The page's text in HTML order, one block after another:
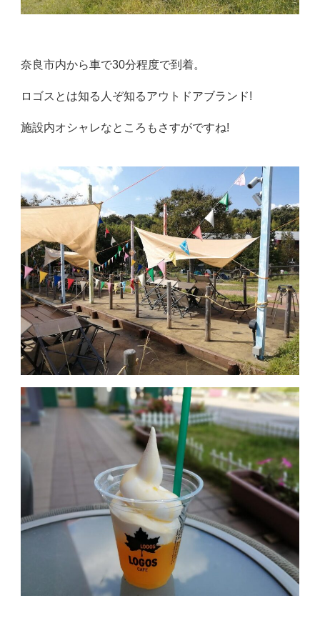
奈良市内から車で30分程度で到着。
ロゴスとは知る人ぞ知るアウトドアブランド!
施設内オシャレなところもさすがですね!